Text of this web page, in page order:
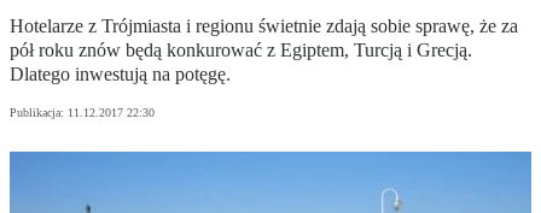
Hotelarze z Trójmiasta i regionu świetnie zdają sobie sprawę, że za
pół roku znów będą konkurować z Egiptem, Turcją i Grecją.
Dlatego inwestują na potęgę.
Publikacja: 11.12.2017 22:30